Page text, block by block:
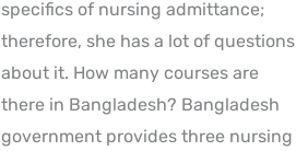
specifics of nursing admittance;
therefore, she has a lot of questions
about it. How many courses are
there in Bangladesh? Bangladesh
government provides three nursing